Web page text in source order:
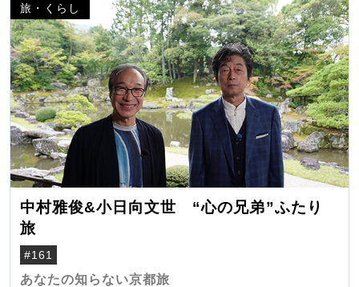
旅・くらし
中村雅俊&小日向文世 “心の兄弟”ふたり
旅
#161
あなたの知らない京都旅